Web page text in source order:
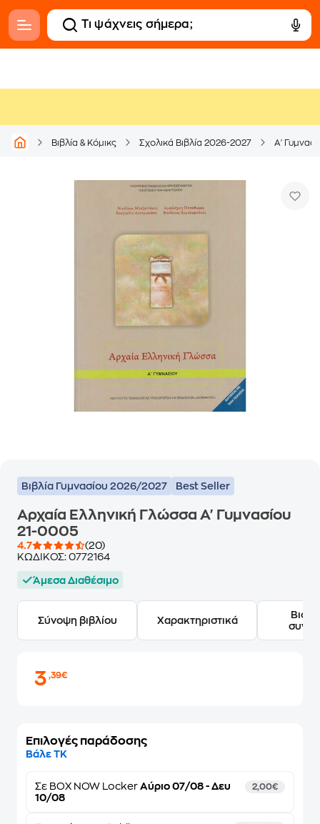
Βιβλία & Κόμικς Σχολικά Βιβλία 2026-2027 Α'
Βιβλία Γυμνασίου 2026/2027 Best Seller
Αρχαία Ελληνική Γλώσσα Α' Γυμνασίου
21-0005
4.7
(20)
ΚΩΔΙΚΟΣ: 0772164
Άμεσα Διαθέσιμο
Σύνοψη βιβλίου Χαρακτηριστικά
3,39€
Επιλογές παράδοσης
Βάλε ΤΚ
Σε BOX NOW Locker Αύριο 07/08 - Δευ
10/08
2,00€